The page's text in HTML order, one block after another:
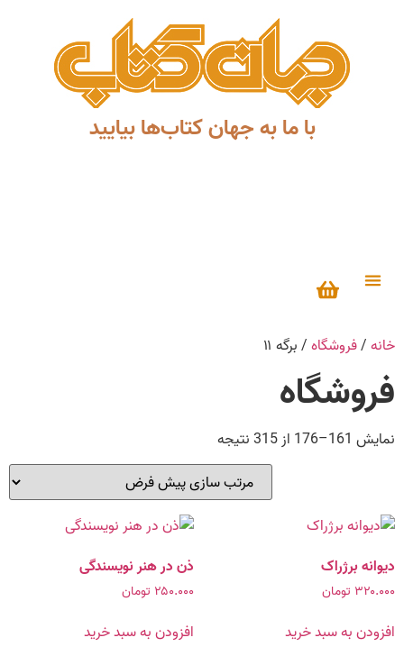
با ما به جهان کتاب‌ها بیایید
خانه / فروشگاه / برگه ۱۱
فروشگاه
نمایش 161–176 از 315 نتیجه
دیوانه برژراک
۳۲۰.۰۰۰ تومان
افزودن به سبد خرید
ذن در هنر نویسندگی
۲۵۰.۰۰۰ تومان
افزودن به سبد خرید